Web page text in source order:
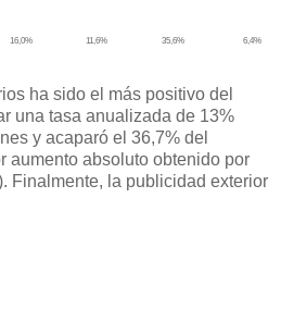
16,0% 11,6% 35,6% 6,4%
ha sido el más positivo del
una tasa anualizada de 13%
y acaparó el 36,7% del
aumento absoluto obtenido por
Finalmente, la publicidad exterior